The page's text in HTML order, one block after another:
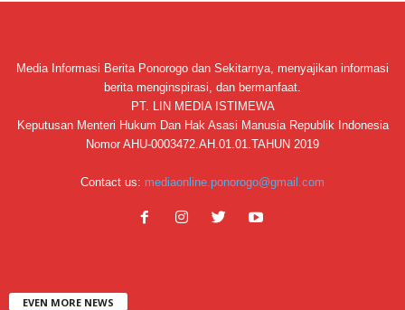
Media Informasi Berita Ponorogo dan Sekitarnya, menyajikan informasi
berita menginspirasi, dan bermanfaat.
PT. LIN MEDIA ISTIMEWA
Keputusan Menteri Hukum Dan Hak Asasi Manusia Republik Indonesia
Nomor AHU-0003472.AH.01.01.TAHUN 2019
Contact us: mediaonline.ponorogo@gmail.com
EVEN MORE NEWS